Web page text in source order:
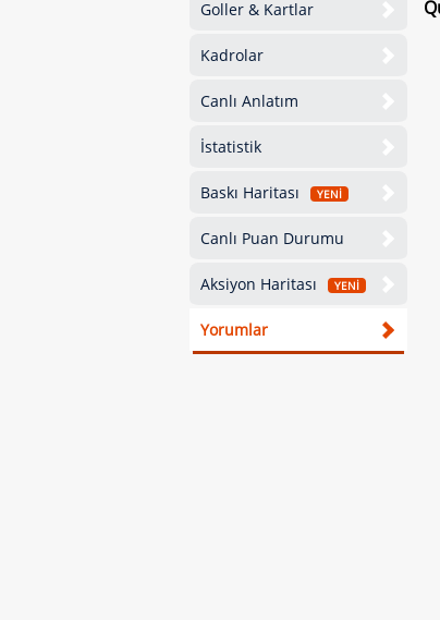
Goller & Kartlar
Kadrolar
Canlı Anlatım
İstatistik
Baskı Haritası YENİ
Canlı Puan Durumu
Aksiyon Haritası YENİ
Yorumlar